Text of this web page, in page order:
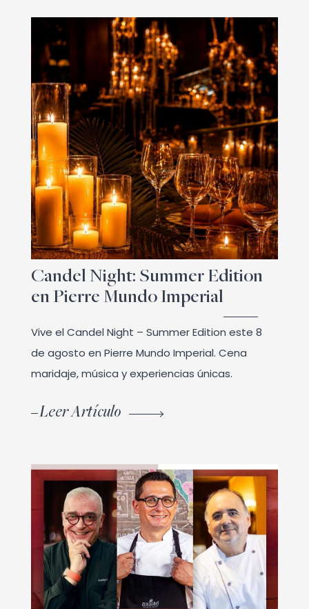
Candel Night: Summer Edition
en Pierre Mundo Imperial
Vive el Candel Night – Summer Edition este 8
de agosto en Pierre Mundo Imperial. Cena
maridaje, música y experiencias únicas.
Leer Artículo